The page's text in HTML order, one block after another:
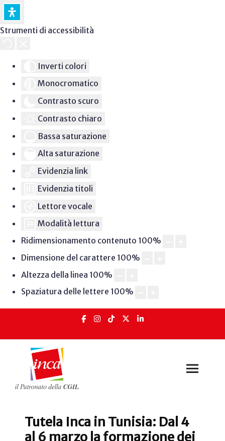
Strumenti di accessibilità
Inverti colori
Monocromatico
Contrasto scuro
Contrasto chiaro
Bassa saturazione
Alta saturazione
Evidenzia link
Evidenzia titoli
Lettore vocale
Modalità lettura
Ridimensionamento contenuto 100%
Dimensione del carattere 100%
Altezza della linea 100%
Spaziatura delle lettere 100%
Tutela Inca in Tunisia: Dal 4
al 6 marzo la formazione dei